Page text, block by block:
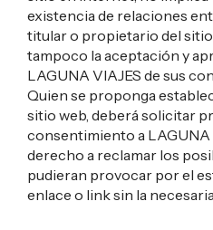
existencia de relaciones
titular o propietario del sitio
tampoco la aceptación y
LAGUNA VIAJES de sus
Quien se proponga
sitio web, deberá solicitar
consentimiento a LAGUNA
derecho a reclamar los
pudieran provocar por el
enlace o link sin la